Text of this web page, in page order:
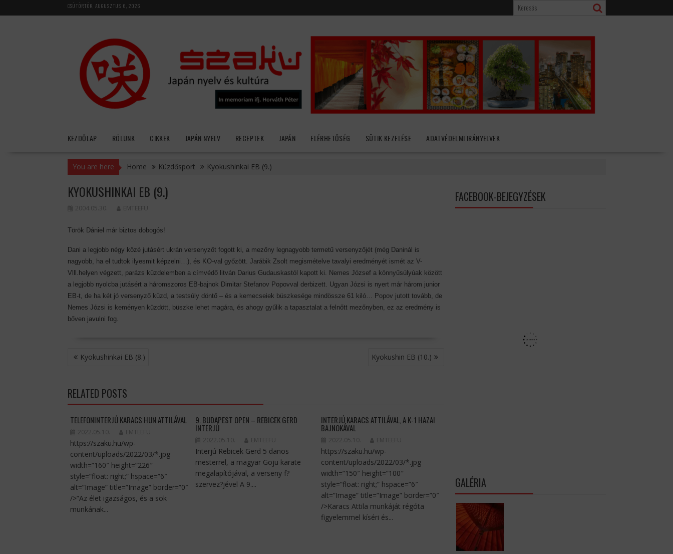
to
CSÜTÖRTÖK, AUGUSZTUS 6, 2026
KEZDŐLAP RÓLUNK CIKKEK JAPÁN NYELV RECEPTEK JAPÁN ELÉRHETŐSÉG SÜTIK KEZELÉSE ADATVÉDELMI IRÁNYELVEK
You are here Home Küzdősport Kyokushinkai EB (9.)
KYOKUSHINKAI EB (9.)
2004.05.30. EMTEEFU
Török Dániel már biztos dobogós!
Dani a legjobb négy közé jutásért ukrán versenyzőt fogott ki, a mezőny legnagyobb termetű versenyzőjét (még Daninál is
nagyobb, ha el tudtok ilyesmit képzelni…), és KO-val győzött. Jarábik Zsolt megismételve tavalyi eredményét ismét az V-
Vlll.helyen végzett, parázs küzdelemben a címvédő litván Darius Gudauskastól kapott ki. Nemes József a könnyűsúlyúak között
a legjobb nyolcba jutásért a háromszoros EB-bajnok Dimitar Stefanov Popovval derbizett. Ugyan Józsi is nyert már három junior
EB-t, de ha két jó versenyző küzd, a testsúly döntő – és a kemecseiek büszkesége mindössze 61 kiló… Popov jutott tovább, de
Nemes Józsi is keményen küzdött, büszke lehet magára, és ahogy gyűlik a tapasztalat a felnőtt mezőnyben, ez az eredmény is
bőven javulni fog.
BEJEGYZÉS
NAVIGÁCIÓ
Kyokushinkai EB (8.) Kyokushin EB (10.)
RELATED POSTS
TELEFONINTERJÚ KARACS HUN ATTILÁVAL
2022.05.10. EMTEEFU
https://szaku.hu/wp-
content/uploads/2022/03/*.jpg
width=”160″ height=”226″
style=”float: right;” hspace=”6″
alt=”Image” title=”Image” border=”0″
/>”Az élet igazságos, és a sok
munkának...
9. BUDAPEST OPEN – REBICEK GERD
INTERJÚ
2022.05.10. EMTEEFU
Interjú Rebicek Gerd 5 danos
mesterrel, a magyar Goju karate
megalapítójával, a verseny f?
szervez?jével A 9....
INTERJÚ KARACS ATTILÁVAL, A K-1 HAZAI
BAJNOKÁVAL
2022.05.10. EMTEEFU
https://szaku.hu/wp-
content/uploads/2022/03/*.jpg
width=”150″ height=”100″
style=”float: right;” hspace=”6″
alt=”Image” title=”Image” border=”0″
/>Karacs Attila munkáját régóta
figyelemmel kíséri és...
FACEBOOK-BEJEGYZÉSEK
GALÉRIA